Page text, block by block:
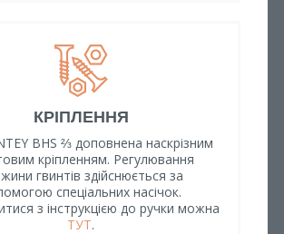
КРІПЛЕННЯ
BHS ⅔ доповнена наскрізним
кріпленням. Регулювання
гвинтів здійснюється за
спеціальних насічок.
з інструкцією до ручки можна
ТУТ.